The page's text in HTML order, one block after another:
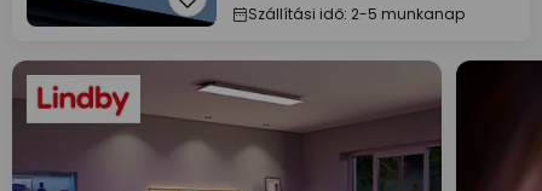
Szállítási idő: 2-5 munkanap